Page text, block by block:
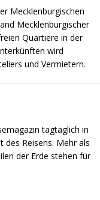
Mecklenburgischen
Mecklenburgischer
Quartiere in der
wird
und Vermietern.
tagtäglich in
des Reisens. Mehr als
der Erde stehen für